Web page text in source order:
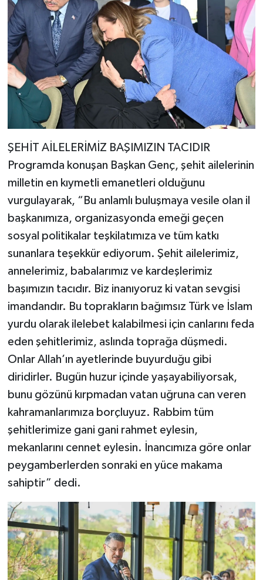
ŞEHİT AİLELERİMİZ BAŞIMIZIN TACIDIR
Programda konuşan Başkan Genç, şehit ailelerinin
milletin en kıymetli emanetleri olduğunu
vurgulayarak, “Bu anlamlı buluşmaya vesile olan il
başkanımıza, organizasyonda emeği geçen
sosyal politikalar teşkilatımıza ve tüm katkı
sunanlara teşekkür ediyorum. Şehit ailelerimiz,
annelerimiz, babalarımız ve kardeşlerimiz
başımızın tacıdır. Biz inanıyoruz ki vatan sevgisi
imandandır. Bu toprakların bağımsız Türk ve İslam
yurdu olarak ilelebet kalabilmesi için canlarını feda
eden şehitlerimiz, aslında toprağa düşmedi.
Onlar Allah’ın ayetlerinde buyurduğu gibi
diridirler. Bugün huzur içinde yaşayabiliyorsak,
bunu gözünü kırpmadan vatan uğruna can veren
kahramanlarımıza borçluyuz. Rabbim tüm
şehitlerimize gani gani rahmet eylesin,
mekanlarını cennet eylesin. İnancımıza göre onlar
peygamberlerden sonraki en yüce makama
sahiptir” dedi.